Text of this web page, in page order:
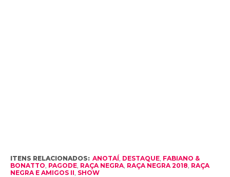
ITENS RELACIONADOS: ANOTAÍ, DESTAQUE, FABIANO &
BONATTO PAGODE, RAÇA NEGRA, RAÇA NEGRA 2018 RAÇA
NEGRA E AMIGOS II SHOW